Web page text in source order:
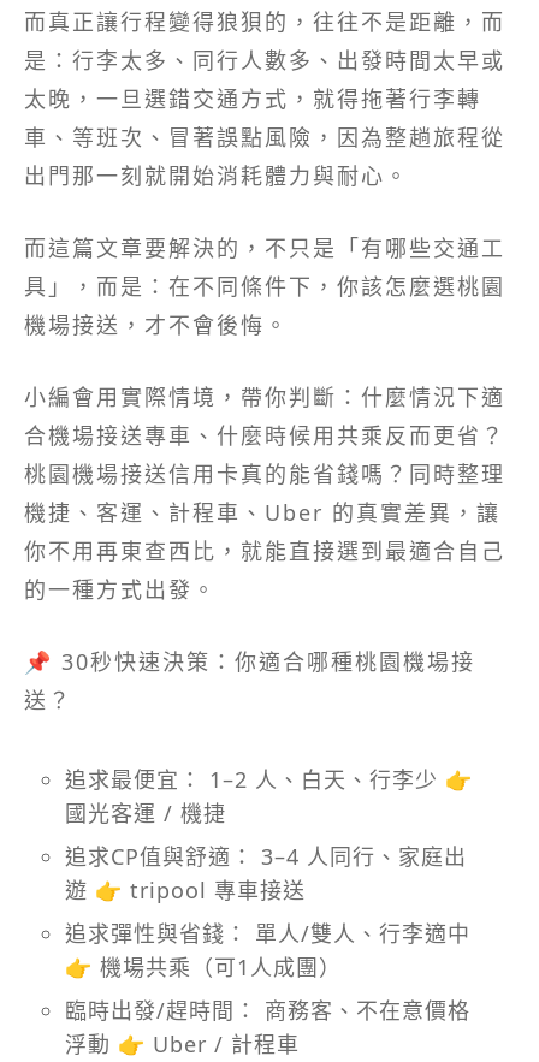
而真正讓行程變得狼狽的，往往不是距離，而
是：行李太多、同行人數多、出發時間太早或
太晚，一旦選錯交通方式，就得拖著行李轉
車、等班次、冒著誤點風險，因為整趟旅程從
出門那一刻就開始消耗體力與耐心。
而這篇文章要解決的，不只是「有哪些交通工
具」，而是：在不同條件下，你該怎麼選桃園
機場接送，才不會後悔。
小編會用實際情境，帶你判斷：什麼情況下適
合機場接送專車、什麼時候用共乘反而更省？
桃園機場接送信用卡真的能省錢嗎？同時整理
機捷、客運、計程車、Uber 的真實差異，讓
你不用再東查西比，就能直接選到最適合自己
的一種方式出發。
📌 30秒快速決策：你適合哪種桃園機場接
送？
追求最便宜： 1–2 人、白天、行李少 👉
國光客運 / 機捷
追求CP值與舒適： 3–4 人同行、家庭出
遊 👉 tripool 專車接送
追求彈性與省錢： 單人/雙人、行李適中
👉 機場共乘（可1人成團）
臨時出發/趕時間： 商務客、不在意價格
浮動 👉 Uber / 計程車